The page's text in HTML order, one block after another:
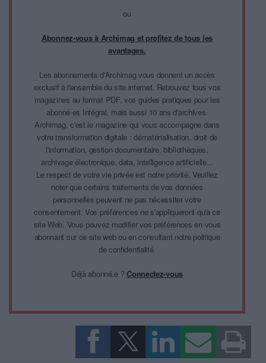
ou
Abonnez-vous à Archimag et profitez de tous les
avantages.
Les abonnements d'Archimag vous donnent un accès
exclusif à l'ensemble du site internet. Retrouvez tous vos
magazines au format PDF, vos guides pratiques pour les
abonné·es Intégral, mais aussi 10 ans d'archives.
Archimag, c'est le magazine qui vous accompagne dans
votre transformation digitale : dématérialisation, droit de
l'information, gestion documentaire, bibliothèques,
archivage électronique, data, intelligence artificielle...
Le respect de votre vie privée est notre priorité. Veuillez
noter que certains traitements de vos données
personnelles peuvent ne pas nécessiter votre
consentement. Vos préférences ne s'appliqueront qu'à ce
site Web. Vous pouvez modifier vos préférences en vous
abonnant sur ce site web ou en consultant notre politique
de confidentialité.
Déjà abonné.e ?Connectez-vous